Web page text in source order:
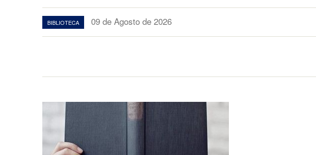
BIBLIOTECA 09 de Agosto de 2026